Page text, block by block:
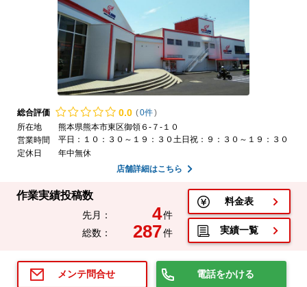
総合評価 0.0 (0件)
所在地
熊本県熊本市東区御領６-７-１０
営業時間
平日：１０：３０～１９：３０土日祝：９：３０～１９：３０
定休日
年中無休
店舗詳細はこちら
作業実績投稿数
先月： 4件
総数：
287件
料金表
実績一覧
メンテ問合せ 電話をかける